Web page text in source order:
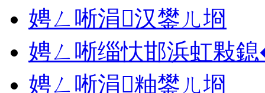
娉ㄥ唽涓汉鐢ㄦ埛
娉ㄥ唽缁忕邯浜虹敤
娉ㄥ唽涓粙鐢ㄦ埛